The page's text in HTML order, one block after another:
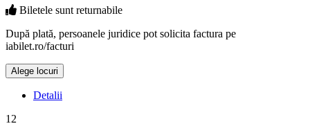
Biletele sunt returnabile
După plată, persoanele juridice pot solicita factura pe
iabilet.ro/facturi
Alege locuri
Detalii
12